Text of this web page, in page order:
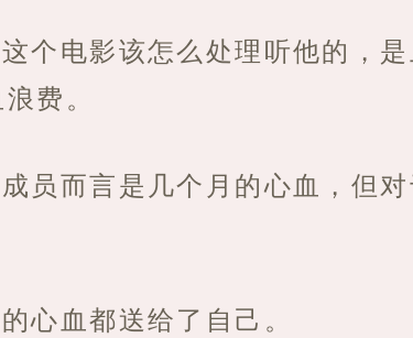
个电影该怎么处理听他的，
费。
员而言是几个月的心血，但
心血都送给了自己。